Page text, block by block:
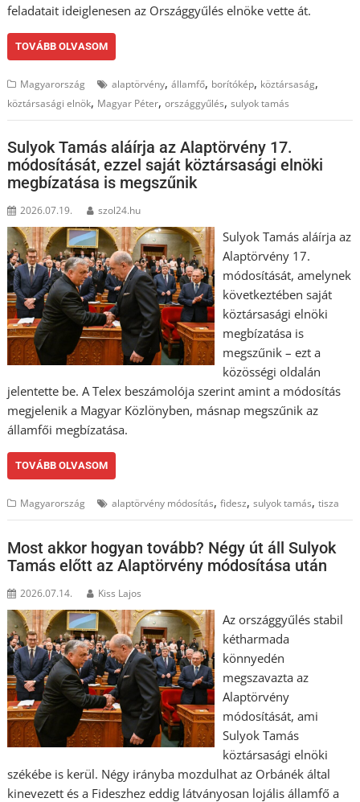
feladatait ideiglenesen az Országgyűlés elnöke vette át.
TOVÁBB OLVASOM
Magyarország alaptörvény,államfő, borítókép, köztársaság,
köztársasági elnök, Magyar Péter,országgyűlés,sulyok tamás
Sulyok Tamás aláírja az Alaptörvény 17.
módosítását, ezzel saját köztársasági elnöki
megbízatása is megszűnik
2026.07.19. szol24.hu
Sulyok Tamás aláírja az
Alaptörvény 17.
módosítását, amelynek
következtében saját
köztársasági elnöki
megbízatása is
megszűnik – ezt a
közösségi oldalán
jelentette be. A Telex beszámolója szerint amint a módosítás
megjelenik a Magyar Közlönyben, másnap megszűnik az
államfői megbízatása.
TOVÁBB OLVASOM
Magyarország alaptörvény módosítás,fidesz,sulyok tamás,tisza
Most akkor hogyan tovább? Négy út áll Sulyok
Tamás előtt az Alaptörvény módosítása után
2026.07.14. Kiss Lajos
Az országgyűlés stabil
kétharmada
könnyedén
megszavazta az
Alaptörvény
módosítását, ami
Sulyok Tamás
köztársasági elnöki
székébe is kerül. Négy irányba mozdulhat az Orbánék által
kinevezett és a Fideszhez eddig látványosan lojális államfő a